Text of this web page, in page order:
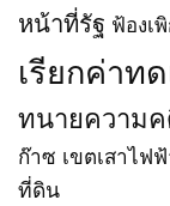
หน้าที่รัฐ ฟ้องเ
เรียกค่าท
ทนายความ
ก๊าซ เขตเสาไฟ
ที่ดิน